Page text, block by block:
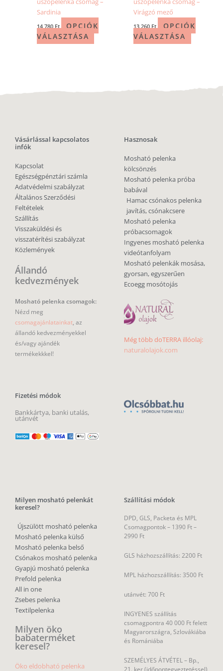
Sardinia
14 780 Ft
OPCIÓK
VÁLASZTÁSA
Virágzó mező
13 260 Ft
OPCIÓK
VÁLASZTÁSA
Vásárlással kapcsolatos
infók
Kapcsolat
Egészségpénztári számla
Adatvédelmi szabályzat
Általános Szerződési
Feltételek
Szállítás
Visszaküldési és
visszatérítési szabályzat
Közlemények
Állandó
kedvezmények
Mosható pelenka csomagok:
Nézd meg
csomagajánlatainkat, az
állandó kedvezményekkel
és/vagy ajándék
termékekkkel!
Fizetési módok
Bankkártya, banki utalás,
utánvét
Hasznosak
Mosható pelenka
kölcsönzés
Mosható pelenka próba
babával
Hamac csónakos pelenka
javítás, csónakcsere
Mosható pelenka
próbacsomagok
Ingyenes mosható pelenka
videótanfolyam
Mosható pelenkák mosása,
gyorsan, egyszerűen
Ecoegg mosótojás
Még több doTERRA illóolaj:
naturalolajok.com
Milyen mosható pelenkát
keresel?
Újszülött mosható pelenka
Mosható pelenka külső
Mosható pelenka belső
Csónakos mosható pelenka
Gyapjú mosható pelenka
Prefold pelenka
All in one
Zsebes pelenka
Textilpelenka
Milyen öko
babaterméket
keresel?
Öko eldobható pelenka
Szállítási módok
DPD, GLS, Packeta és MPL
Csomagpontok – 1390 Ft –
2990 Ft
GLS házhozszállítás: 2200 Ft
MPL házhozszállítás: 3500 Ft
utánvét: 700 Ft
INGYENES szállítás
csomagpontra 40 000 Ft felett
Magyarországra, Szlovákiába
és Romániába
SZEMÉLYES ÁTVÉTEL – Bp.,